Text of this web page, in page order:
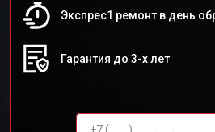
Экспрес1 ремонт в день
Гарантия до 3-х лет